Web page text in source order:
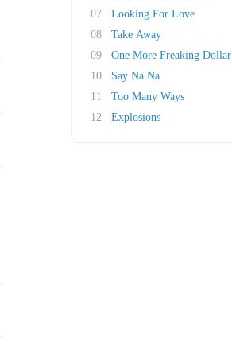
07
Looking For Love
08
Take Away
09
One More Freaking Dollar
10
Say Na Na
11
Too Many Ways
12
Explosions